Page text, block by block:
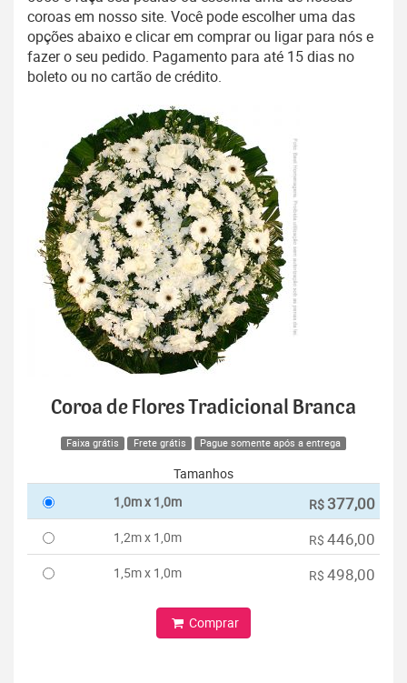
coroas em nosso site. Você pode escolher uma das
opções abaixo e clicar em comprar ou ligar para nós e
fazer o seu pedido. Pagamento para até 15 dias no
boleto ou no cartão de crédito.
Coroa de Flores Tradicional Branca
Faixa grátis Frete grátis Pague somente após a entrega
Tamanhos
1,0m x 1,0m
R$ 377,00
1,2m x 1,0m R$ 446,00
1,5m x 1,0m R$ 498,00
Comprar